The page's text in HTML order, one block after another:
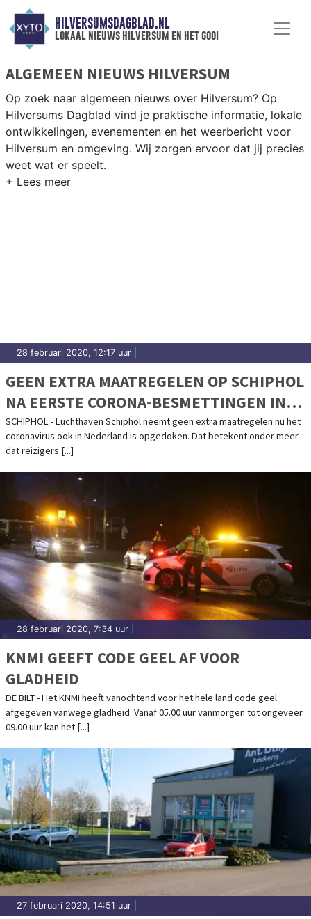
HILVERSUMSDAGBLAD.NL
lokaal nieuws hilversum en het gooi
ALGEMEEN NIEUWS HILVERSUM
Op zoek naar algemeen nieuws over Hilversum? Op
Hilversums Dagblad vind je praktische informatie, lokale
ontwikkelingen, evenementen en het weerbericht voor
Hilversum en omgeving. Wij zorgen ervoor dat jij precies
weet wat er speelt.
28 februari 2020, 12:17 uur
GEEN EXTRA MAATREGELEN OP SCHIPHOL
NA EERSTE CORONA-BESMETTINGEN IN
NEDERLAND
SCHIPHOL - Luchthaven Schiphol neemt geen extra maatregelen nu het
coronavirus ook in Nederland is opgedoken. Dat betekent onder meer
dat reizigers [...]
28 februari 2020, 7:34 uur
KNMI GEEFT CODE GEEL AF VOOR
GLADHEID
DE BILT - Het KNMI heeft vanochtend voor het hele land code geel
afgegeven vanwege gladheid. Vanaf 05.00 uur vanmorgen tot ongeveer
09.00 uur kan het [...]
27 februari 2020, 14:51 uur